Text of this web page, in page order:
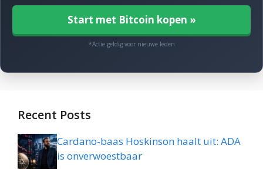
Start met Bitcoin kopen »
*Actie geldig voor nieuwe leden
Recent Posts
Cardano-baas Hoskinson haalt uit: ADA
is onverwoestbaar